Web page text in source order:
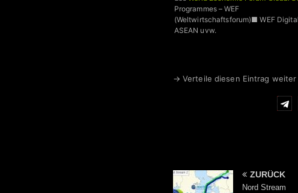
Programmes – WEF
(Weltwirtschaftsforum)■ WEF Digital
ASEAN uvw.
→ Verteile diesen Eintrag weiter
ZURÜCK
Nord Stream